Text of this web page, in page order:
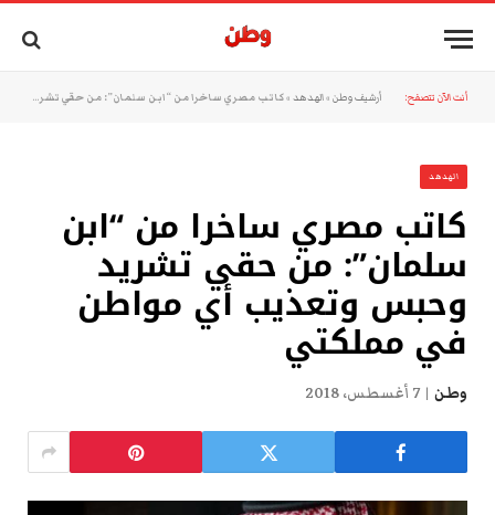
أنت الآن تتصفح: أرشيف وطن »الهدهد »كاتب مصري ساخرا من “ابن سلمان”: من حقي تشريد وحبس وتعذيب أي مواطن في مملكتي
الهدهد
كاتب مصري ساخرا من “ابن
سلمان”: من حقي تشريد
وحبس وتعذيب أي مواطن
في مملكتي
وطن 7 أغسطس، 2018